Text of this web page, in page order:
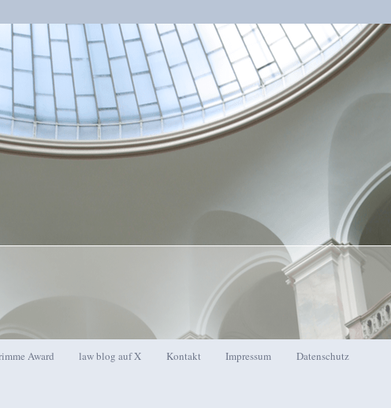
wechseln
Award law blog auf X Kontakt Impressum Datenschutz